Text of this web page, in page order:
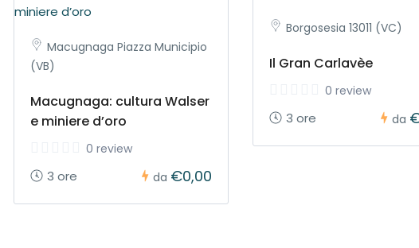
Macugnaga Piazza Municipio
(VB)
Macugnaga: cultura Walser
e miniere d’oro
0 review
3 ore da €0,00
Borgosesia 13011 (VC)
Il Gran Carlavèe
0 review
3 ore da